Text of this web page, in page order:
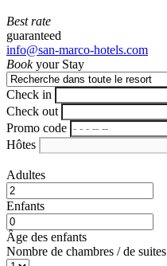
Best rate
guaranteed
info@san-marco-hotels.com
Bookyour Stay
Check in
Check out
Promo code
Hôtes
Adultes
Enfants
Âge des enfants
Nombre de chambres / de suites